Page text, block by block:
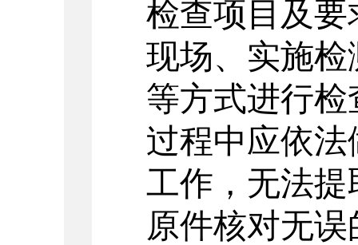
检查项目及
现场、实施
等方式进行
过程中应依
工作，无法
原件核对无